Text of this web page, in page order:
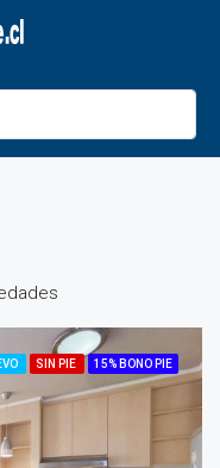
SIN PIE 15% BONO PIE